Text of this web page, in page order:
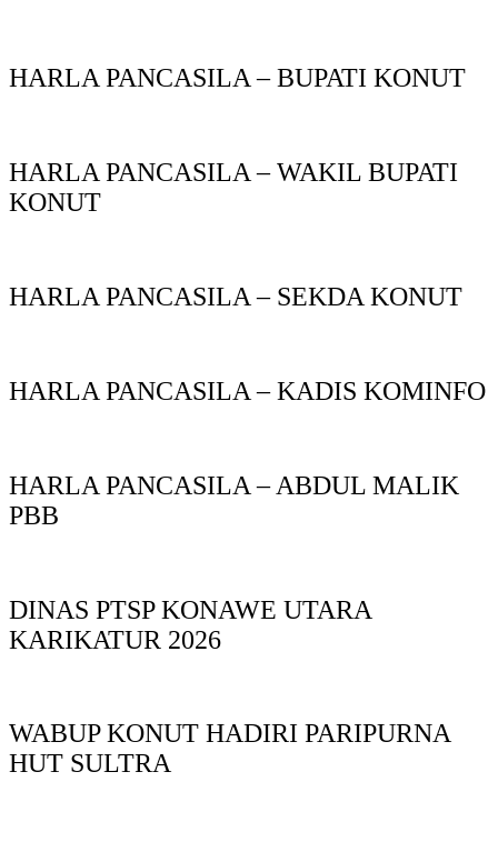
HARLA PANCASILA – BUPATI KONUT
HARLA PANCASILA – WAKIL BUPATI
KONUT
HARLA PANCASILA – SEKDA KONUT
HARLA PANCASILA – KADIS KOMINFO
HARLA PANCASILA – ABDUL MALIK
PBB
DINAS PTSP KONAWE UTARA
KARIKATUR 2026
WABUP KONUT HADIRI PARIPURNA
HUT SULTRA